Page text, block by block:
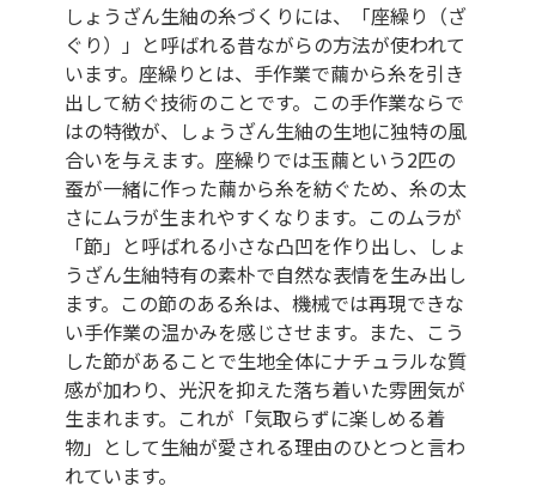
しょうざん生紬の糸づくりには、「座繰り（ざ
ぐり）」と呼ばれる昔ながらの方法が使われて
います。座繰りとは、手作業で繭から糸を引き
出して紡ぐ技術のことです。この手作業ならで
はの特徴が、しょうざん生紬の生地に独特の風
合いを与えます。座繰りでは玉繭という2匹の
蚕が一緒に作った繭から糸を紡ぐため、糸の太
さにムラが生まれやすくなります。このムラが
「節」と呼ばれる小さな凸凹を作り出し、しょ
うざん生紬特有の素朴で自然な表情を生み出し
ます。この節のある糸は、機械では再現できな
い手作業の温かみを感じさせます。また、こう
した節があることで生地全体にナチュラルな質
感が加わり、光沢を抑えた落ち着いた雰囲気が
生まれます。これが「気取らずに楽しめる着
物」として生紬が愛される理由のひとつと言わ
れています。